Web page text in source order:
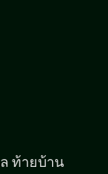
ท้ายบ้าน